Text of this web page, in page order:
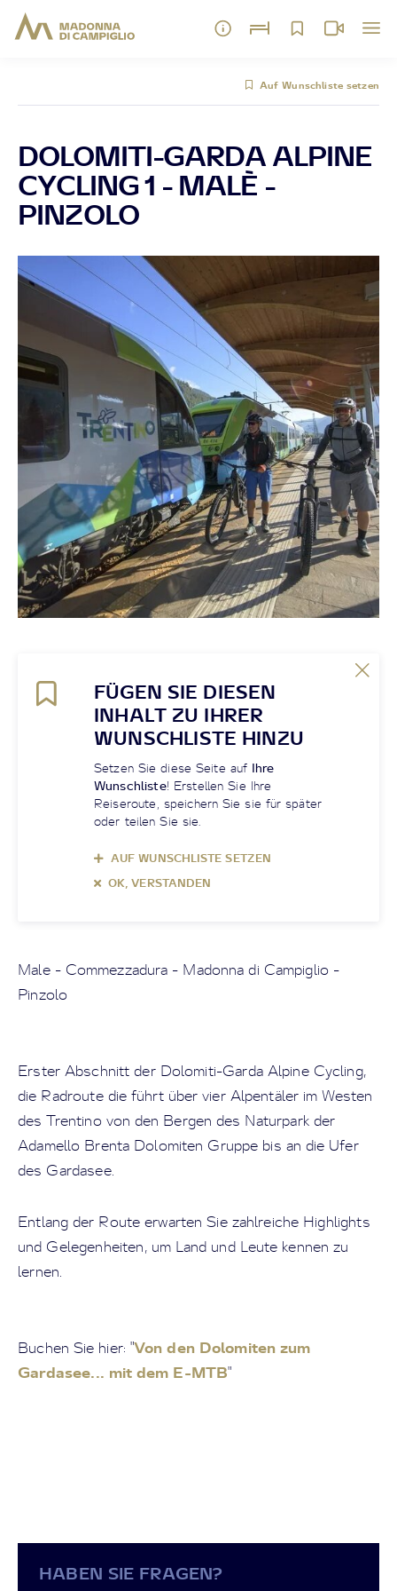
Auf Wunschliste setzen
DOLOMITI-GARDA ALPINE
CYCLING 1 - MALÈ -
PINZOLO
FÜGEN SIE DIESEN
INHALT ZU IHRER
WUNSCHLISTE HINZU
Setzen Sie diese Seite auf Ihre
Wunschliste! Erstellen Sie Ihre
Reiseroute, speichern Sie sie für später
oder teilen Sie sie.
AUF WUNSCHLISTE SETZEN
OK, VERSTANDEN
Male - Commezzadura - Madonna di Campiglio -
Pinzolo
Erster Abschnitt der Dolomiti-Garda Alpine Cycling,
die Radroute die führt über vier Alpentäler im Westen
des Trentino von den Bergen des Naturpark der
Adamello Brenta Dolomiten Gruppe bis an die Ufer
des Gardasee.
Entlang der Route erwarten Sie zahlreiche Highlights
und Gelegenheiten, um Land und Leute kennen zu
lernen.
Buchen Sie hier: "Von den Dolomiten zum
Gardasee... mit dem E-MTB"
HABEN SIE FRAGEN?